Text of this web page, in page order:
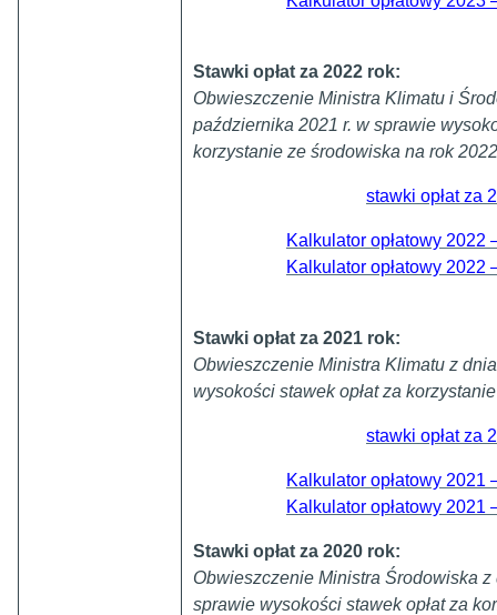
Stawki opłat za 2022 rok:
Obwieszczenie Ministra Klimatu i
października 2021 r. w sprawie
korzystanie ze środowiska na rok
stawki opłat za
Kalkulator opłatowy 2022
Kalkulator opłatowy 2022
Stawki opłat za 2021 rok:
Obwieszczenie Ministra Klimatu z
wysokości stawek opłat za
stawki opłat za
Kalkulator opłatowy 2021
Kalkulator opłatowy 2021
Stawki opłat za 2020 rok:
Obwieszczenie Ministra Środowiska
sprawie wysokości stawek opłat za